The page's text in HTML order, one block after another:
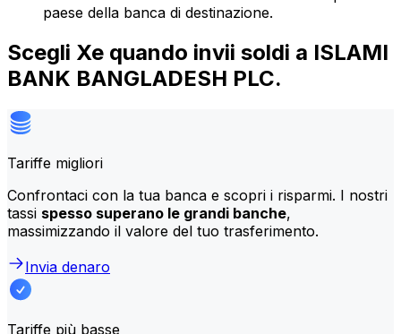
paese della banca di destinazione.
Scegli Xe quando invii soldi a ISLAMI
BANK BANGLADESH PLC.
Tariffe migliori
Confrontaci con la tua banca e scopri i risparmi. I nostri
tassi spesso superano le grandi banche,
massimizzando il valore del tuo trasferimento.
Invia denaro
Tariffe più basse